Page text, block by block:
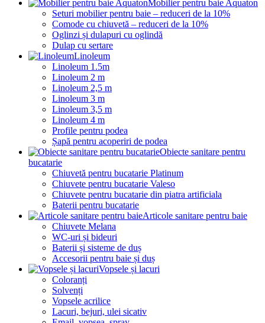
Mobilier pentru baie Aquaton
Seturi mobilier pentru baie – reduceri de la 10%
Comode cu chiuvetă – reduceri de la 10%
Oglinzi și dulapuri cu oglindă
Dulap cu sertare
Linoleum
Linoleum 1.5m
Linoleum 2 m
Linoleum 2,5 m
Linoleum 3 m
Linoleum 3,5 m
Linoleum 4 m
Profile pentru podea
Șapă pentru acoperiri de podea
Obiecte sanitare pentru
bucatarie
Chiuvetă pentru bucatarie Platinum
Chiuvete pentru bucatarie Valeso
Chiuvete pentru bucatarie din piatra artificiala
Baterii pentru bucatarie
Articole sanitare pentru baie
Chiuvete Melana
WC-uri și bideuri
Baterii și sisteme de duș
Accesorii pentru baie și duș
Vopsele și lacuri
Coloranți
Solvenți
Vopsele acrilice
Lacuri, bejuri, ulei sicativ